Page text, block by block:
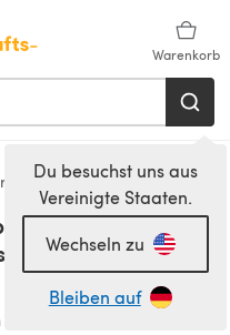
Warenkorb
Du besuchst uns aus
Vereinigte Staaten.
Wechseln zu
Bleiben auf
& Quiltmuster
Skirt with
B6200 - Paper